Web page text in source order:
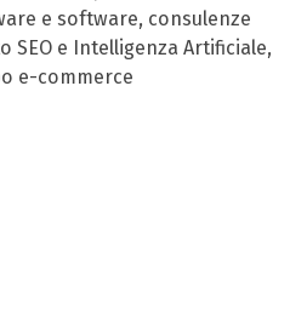
e software, consulenze
SEO e Intelligenza Artificiale,
e-commerce